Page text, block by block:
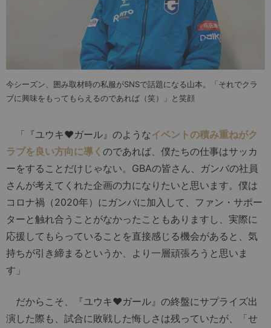
今シーズン、囲み取材時の私服がSNSで話題になる山本。「それでクラ
ブに興味をもってもらえるのであれば（笑）」と笑顔
「『ユウキ♥︎ガール』のようなイベントの積み重ねがク
ラブを良い方向に導く のであれば、僕たちの仕事はサッカ
ーをすることだけじゃない。GBAの皆さん、ガンバの社員
さんが考えてくれた企画の力になりたいと思います。僕は
コロナ禍（2020年）にガンバに加入して、ファン・サポー
ターと触れ合うことがなかったこともありますし、実際に
応援してもらっていることを直接感じる機会があると、気
持ちが引き締まるというか、より一層頑張ろうと思いま
す」
だからこそ、『ユウキ♥︎ガール』の終盤にサプライズ出
演した際も、試合に敗戦した悔しさは残っていたが、「せ